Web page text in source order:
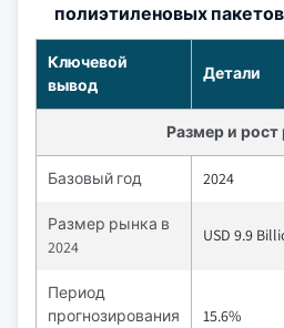
полиэтиленовых
Ключевой
вывод
Детали
Размер и рост
Базовый год 2024
Размер рынка в
2024
USD 9.9
Период
прогнозирования
15.6%